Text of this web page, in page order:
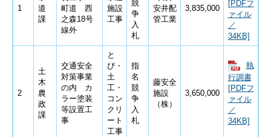
1
道
課
町道 西
之森18号
線外
施設
工事
競
争
入
札
安井配
管工業
3,835,000
[PDFフ
ァイル
／
34KB]
2
土
木
農
政
課
交通安全
対策事業
の内 カ
ラー塗装
等設置工
事
と
び・
土
工・
コン
クリ
ート
工事
指
名
競
争
入
札
藤安全
施設
（株）
3,650,000
執
行調書
[PDFフ
ァイル
／
34KB]